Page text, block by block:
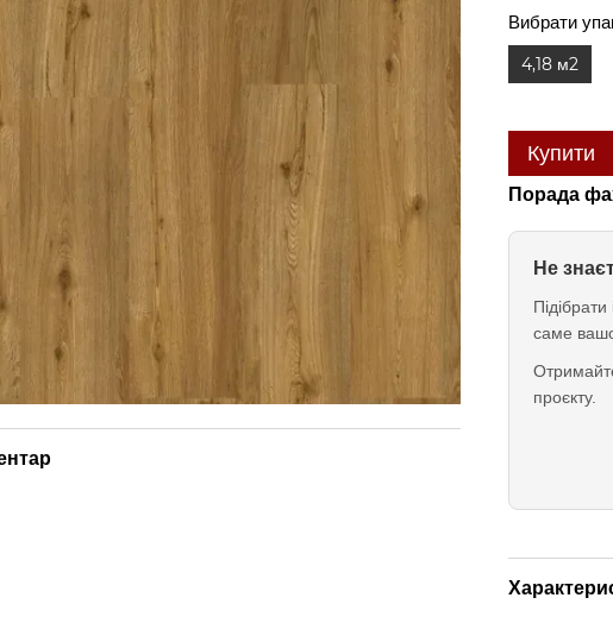
Вибрати
4,18 м2
Купити
Порада
Не
саме
проєкту.